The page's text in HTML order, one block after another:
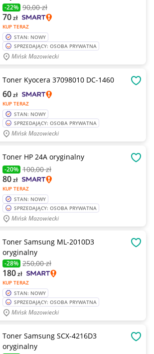
-22% 90,00 zł
KUP TERAZ
70zł
STAN: NOWY
SPRZEDAJĄCY: OSOBA PRYWATNA
Mińsk Mazowiecki
Toner Kyocera 37098010 DC-1460
KUP TERAZ
60zł
STAN: NOWY
SPRZEDAJĄCY: OSOBA PRYWATNA
Mińsk Mazowiecki
Toner HP 24A oryginalny
-20% 100,00 zł
KUP TERAZ
80zł
STAN: NOWY
SPRZEDAJĄCY: OSOBA PRYWATNA
Mińsk Mazowiecki
Toner Samsung ML-2010D3
oryginalny
-28% 250,00 zł
KUP TERAZ
180zł
STAN: NOWY
SPRZEDAJĄCY: OSOBA PRYWATNA
Mińsk Mazowiecki
Toner Samsung SCX-4216D3
oryginalny